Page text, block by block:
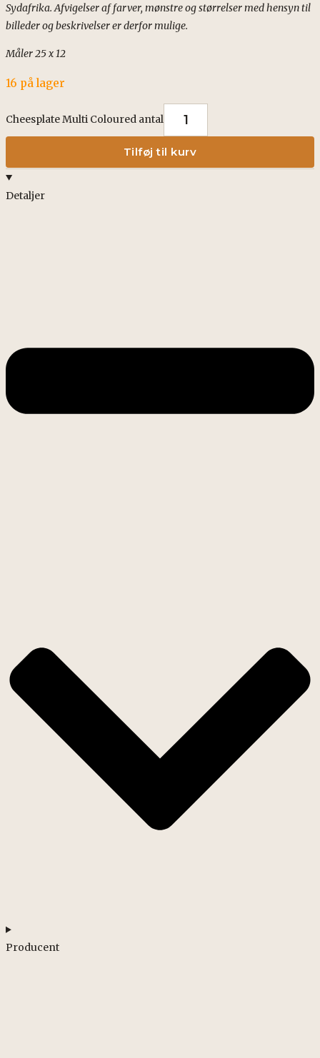
Sydafrika. Afvigelser af farver, mønstre og størrelser med hensyn til
billeder og beskrivelser er derfor mulige.
Måler 25 x 12
16 på lager
Cheesplate Multi Coloured antal
Tilføj til kurv
Detaljer
Producent